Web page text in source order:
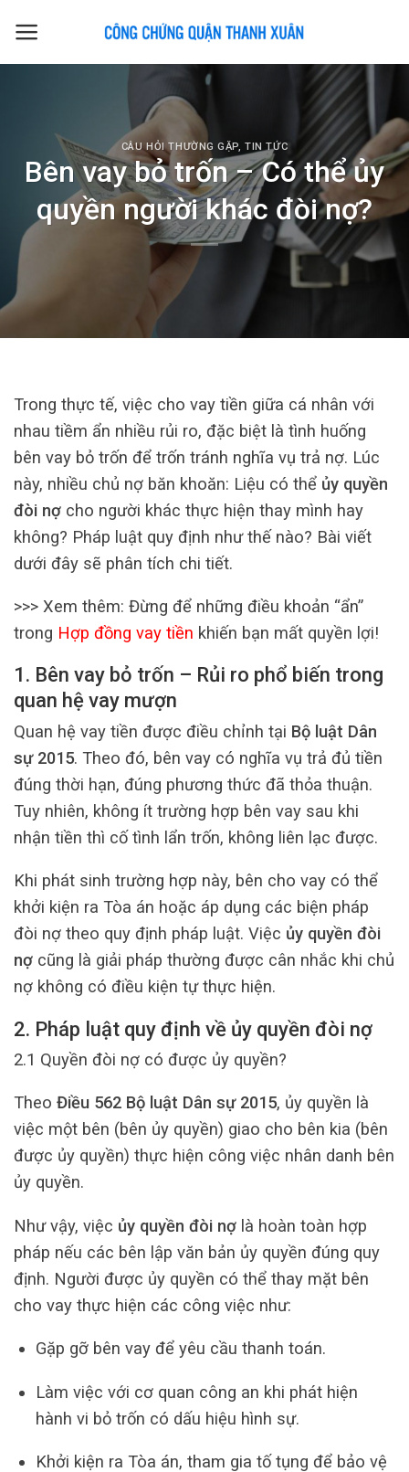
CÂU HỎI THƯỜNG GẶP,TIN TỨC
Bên vay bỏ trốn – Có thể ủy
quyền người khác đòi nợ?
Trong thực tế, việc cho vay tiền giữa cá nhân với
nhau tiềm ẩn nhiều rủi ro, đặc biệt là tình huống
bên vay bỏ trốn để trốn tránh nghĩa vụ trả nợ. Lúc
này, nhiều chủ nợ băn khoăn: Liệu có thể ủy quyền
đòi nợ cho người khác thực hiện thay mình hay
không? Pháp luật quy định như thế nào? Bài viết
dưới đây sẽ phân tích chi tiết.
>>> Xem thêm: Đừng để những điều khoản “ẩn”
trong Hợp đồng vay tiền khiến bạn mất quyền lợi!
1. Bên vay bỏ trốn – Rủi ro phổ biến trong
quan hệ vay mượn
Quan hệ vay tiền được điều chỉnh tại Bộ luật Dân
sự 2015. Theo đó, bên vay có nghĩa vụ trả đủ tiền
đúng thời hạn, đúng phương thức đã thỏa thuận.
Tuy nhiên, không ít trường hợp bên vay sau khi
nhận tiền thì cố tình lẩn trốn, không liên lạc được.
Khi phát sinh trường hợp này, bên cho vay có thể
khởi kiện ra Tòa án hoặc áp dụng các biện pháp
đòi nợ theo quy định pháp luật. Việc ủy quyền đòi
nợ cũng là giải pháp thường được cân nhắc khi chủ
nợ không có điều kiện tự thực hiện.
2. Pháp luật quy định về ủy quyền đòi nợ
2.1 Quyền đòi nợ có được ủy quyền?
Theo Điều 562 Bộ luật Dân sự 2015, ủy quyền là
việc một bên (bên ủy quyền) giao cho bên kia (bên
được ủy quyền) thực hiện công việc nhân danh bên
ủy quyền.
Như vậy, việc ủy quyền đòi nợ là hoàn toàn hợp
pháp nếu các bên lập văn bản ủy quyền đúng quy
định. Người được ủy quyền có thể thay mặt bên
cho vay thực hiện các công việc như:
Gặp gỡ bên vay để yêu cầu thanh toán.
Làm việc với cơ quan công an khi phát hiện
hành vi bỏ trốn có dấu hiệu hình sự.
Khởi kiện ra Tòa án, tham gia tố tụng để bảo vệ